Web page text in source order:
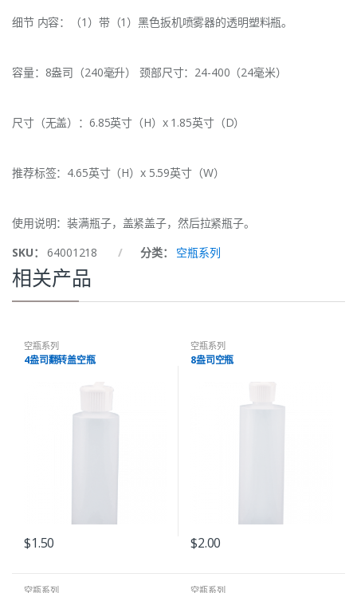
细节 内容：（1）带（1）黑色扳机喷雾器的透明塑料瓶。
容量：8盎司（240毫升） 颈部尺寸：24-400（24毫米）
尺寸（无盖）：6.85英寸（H）x 1.85英寸（D）
推荐标签：4.65英寸（H）x 5.59英寸（W）
使用说明：装满瓶子，盖紧盖子，然后拉紧瓶子。
SKU： 64001218 分类： 空瓶系列
相关产品
空瓶系列
4盎司翻转盖空瓶
$1.50
空瓶系列
8盎司空瓶
$2.00
空瓶系列 空瓶系列